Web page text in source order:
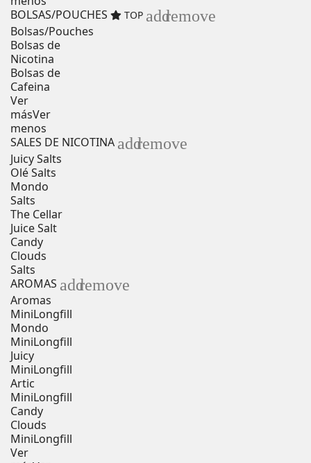
BOLSAS/POUCHES
TOP addremove
Bolsas/Pouches
Bolsas de
Nicotina
Bolsas de
Cafeina
Ver
másVer
menos
SALES DE NICOTINA addremove
Juicy Salts
Olé Salts
Mondo
Salts
The Cellar
Juice Salt
Candy
Clouds
Salts
AROMAS addremove
Aromas
MiniLongfill
Mondo
MiniLongfill
Juicy
MiniLongfill
Artic
MiniLongfill
Candy
Clouds
MiniLongfill
Ver